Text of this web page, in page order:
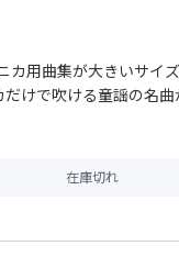
カ用曲集が大きいサイ
けで吹ける童謡の名
在庫切れ